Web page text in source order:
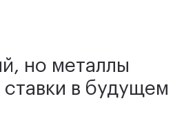
но металлы
в будущем